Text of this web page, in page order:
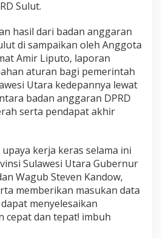
Sulut.
hasil dari badan anggaran
di sampaikan oleh Anggota
Amir Liputo, laporan
aturan bagi pemerintah
Utara kedepannya lewat
badan anggaran DPRD
serta pendapat akhir
kerja keras selama ini
Sulawesi Utara Gubernur
Wagub Steven Kandow,
memberikan masukan data
menyelesaikan
cepat dan tepat! imbuh